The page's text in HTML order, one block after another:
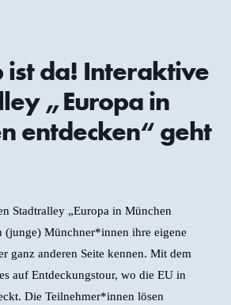
ist da! Interaktive
„Europa in
entdecken“ geht
Stadtralley „Europa in München
(junge) Münchner*innen ihre eigene
ganz anderen Seite kennen. Mit dem
auf Entdeckungstour, wo die EU in
Die Teilnehmer*innen lösen